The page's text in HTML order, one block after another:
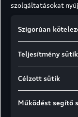
Az ezen az
szolgáltatásokat
Szigorúan
Teljesítmény sütik
Célzott sütik
Működést segítő